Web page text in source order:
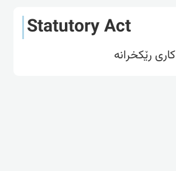
Statutory Act
کاری رێکخرانە